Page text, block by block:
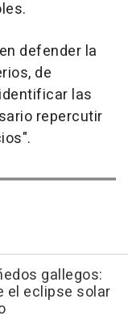
defender la
de
las
repercutir
gallegos:
el eclipse solar